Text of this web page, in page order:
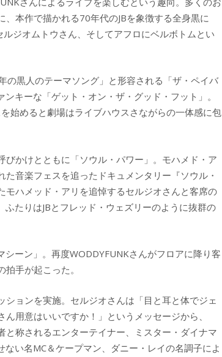
本作で描かれる70年代のJBを象徴する全身黒に
ジオムトウさん、そしてアフロにベルボトムとい
の黒人のテーマソング」と形容される「ザ・ペイバ
キーな「ゲット・オン・ザ・グッド・フット」。
始めると劇場はライブハウスさながらの一体感に包
かけとともに「ソウル・パワー」。モハメド・ア
音楽フェスを追ったドキュメンタリー『ソウル・
ハメッド・アリを追悼するセルジオさんと客席の
ふたりはJBとフレッド・ウェズリーのように抜群の
ーン」。再度WODDYFUNKさんがフロアに降り客
手が起こった。
ョンを実施。セルジオさんは「目と耳と体でジェ
用意はいいですか！」というメッセージから、
と称されるエンターテイナー、ミスター・ダイナマ
い名MC＆ケープマン、ダニー・レイの名調子によ